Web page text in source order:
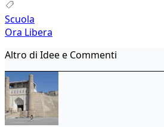
Scuola
Ora Libera
Altro di Idee e Commenti